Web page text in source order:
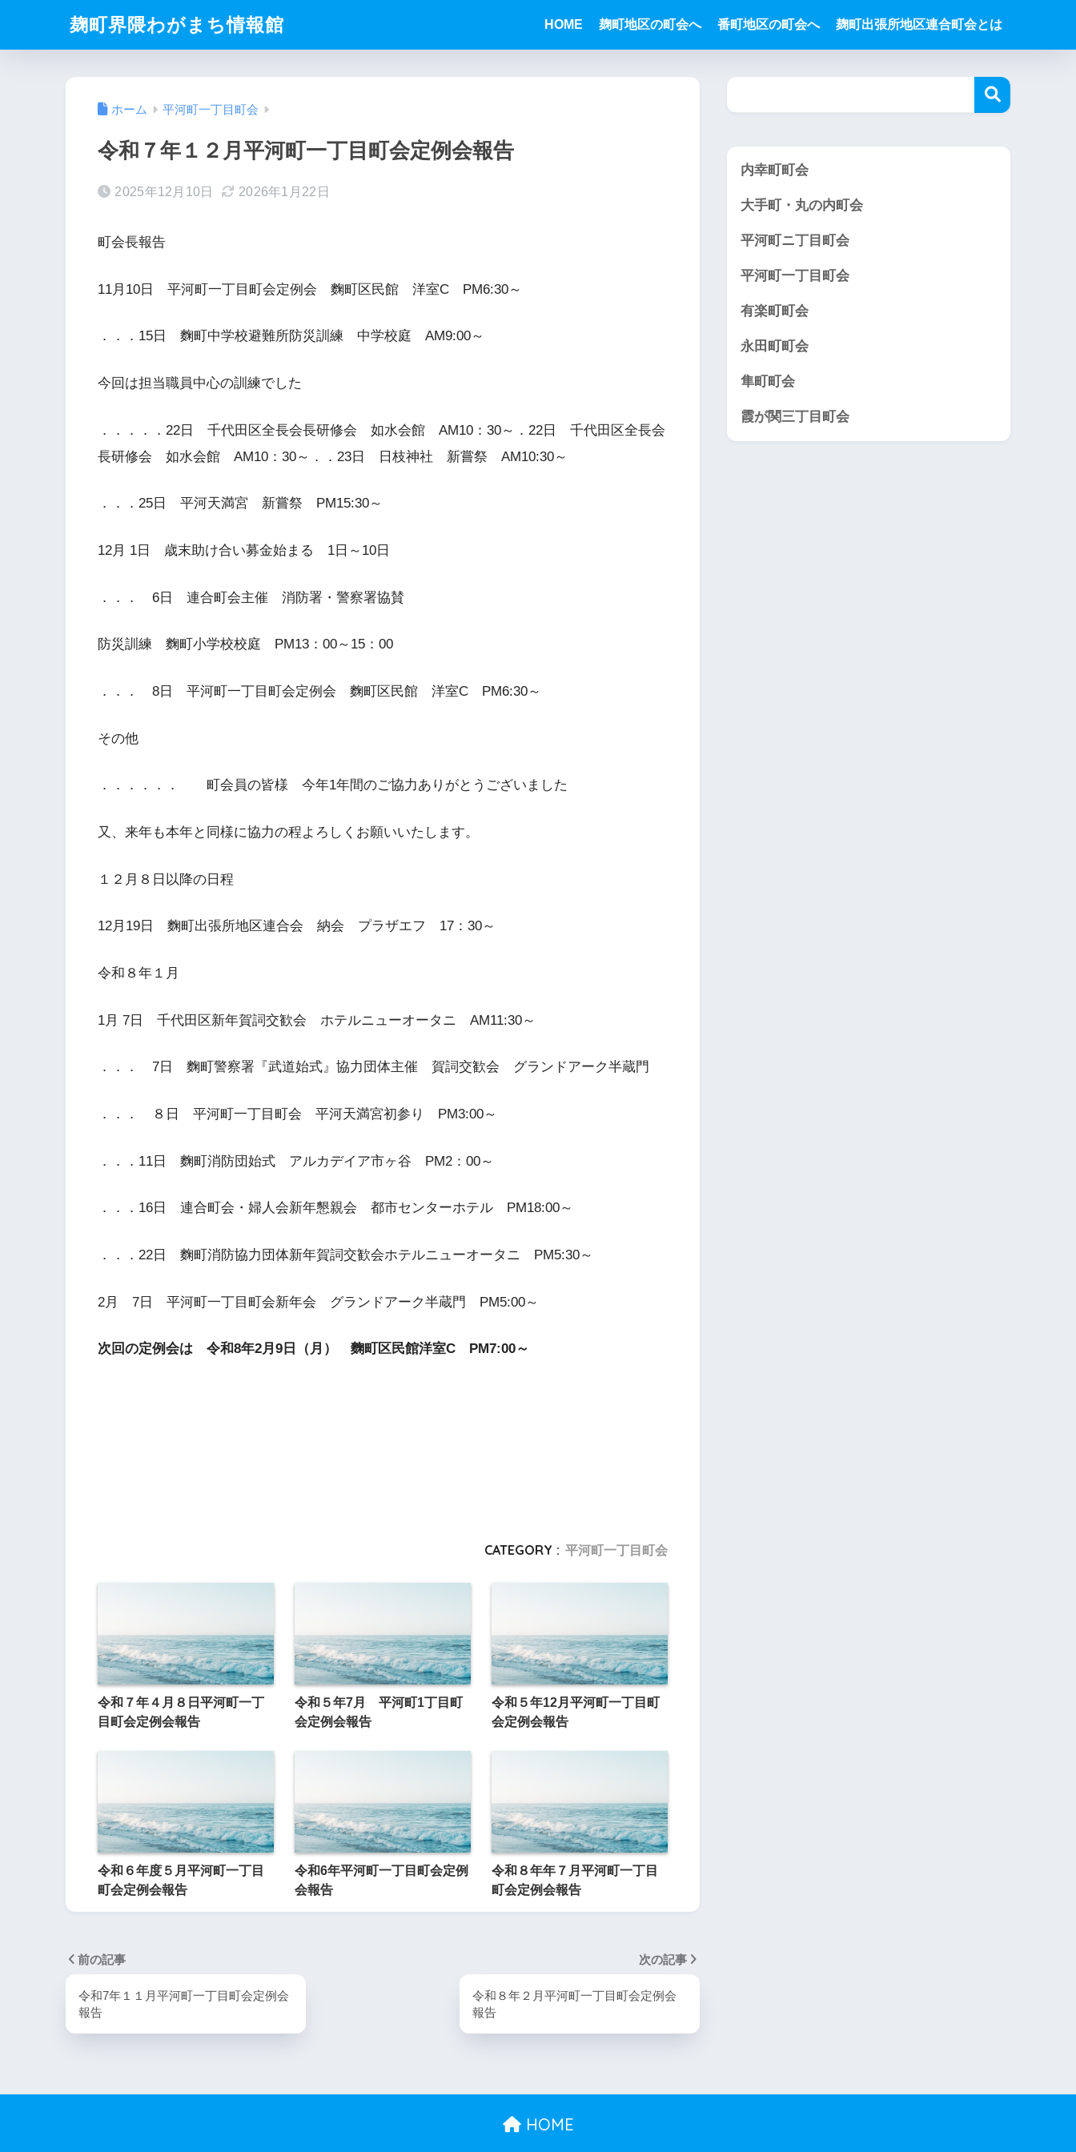
麹町界隈わがまち情報館 HOME 麹町地区の町会へ 番町地区の町会へ 麹町出張所地区連合町会とは
ホーム 平河町一丁目町会
令和７年１２月平河町一丁目町会定例会報告
2025年12月10日 2026年1月22日
町会長報告
11月10日 平河町一丁目町会定例会 麴町区民館 洋室C PM6:30～
．．．15日 麴町中学校避難所防災訓練 中学校庭 AM9:00～
今回は担当職員中心の訓練でした
．．．．．22日 千代田区全長会長研修会 如水会館 AM10：30～．22日 千代田区全長会
長研修会 如水会館 AM10：30～．．23日 日枝神社 新嘗祭 AM10:30～
．．．25日 平河天満宮 新嘗祭 PM15:30～
12月 1日 歳末助け合い募金始まる 1日～10日
．．． 6日 連合町会主催 消防署・警察署協賛
防災訓練 麴町小学校校庭 PM13：00～15：00
．．． 8日 平河町一丁目町会定例会 麴町区民館 洋室C PM6:30～
その他
．．．．．． 町会員の皆様 今年1年間のご協力ありがとうございました
又、来年も本年と同様に協力の程よろしくお願いいたします。
１２月８日以降の日程
12月19日 麴町出張所地区連合会 納会 プラザエフ 17：30～
令和８年１月
1月 7日 千代田区新年賀詞交歓会 ホテルニューオータニ AM11:30～
．．． 7日 麴町警察署『武道始式』協力団体主催 賀詞交歓会 グランドアーク半蔵門
．．． ８日 平河町一丁目町会 平河天満宮初参り PM3:00～
．．．11日 麴町消防団始式 アルカデイア市ヶ谷 PM2：00～
．．．16日 連合町会・婦人会新年懇親会 都市センターホテル PM18:00～
．．．22日 麴町消防協力団体新年賀詞交歓会ホテルニューオータニ PM5:30～
2月 7日 平河町一丁目町会新年会 グランドアーク半蔵門 PM5:00～
次回の定例会は 令和8年2月9日（月） 麴町区民館洋室C PM7:00～
CATEGORY : 平河町一丁目町会
令和７年４月８日平河町一丁
目町会定例会報告
令和５年7月 平河町1丁目町
会定例会報告
令和５年12月平河町一丁目町
会定例会報告
令和６年度５月平河町一丁目
町会定例会報告
令和6年平河町一丁目町会定例
会報告
令和８年年７月平河町一丁目
町会定例会報告
前の記事
令和7年１１月平河町一丁目町会定例会
報告
次の記事
令和８年２月平河町一丁目町会定例会
報告
内幸町町会
大手町・丸の内町会
平河町ニ丁目町会
平河町一丁目町会
有楽町町会
永田町町会
隼町町会
霞が関三丁目町会
HOME